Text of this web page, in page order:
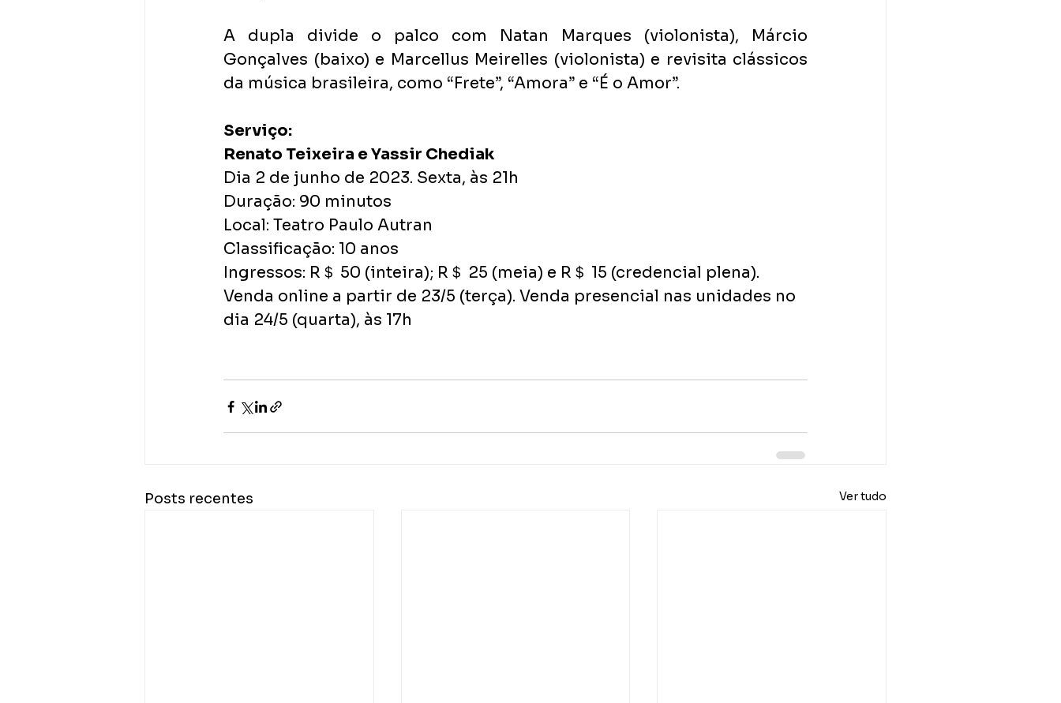
A dupla divide o palco com Natan Marques (violonista), Márcio
Gonçalves (baixo) e Marcellus Meirelles (violonista) e revisita clássicos
da música brasileira, como “Frete”, “Amora” e “É o Amor”.
Serviço:
Renato Teixeira e Yassir Chediak
Dia 2 de junho de 2023. Sexta, às 21h
Duração: 90 minutos
Local: Teatro Paulo Autran
Classificação: 10 anos
Ingressos: R＄ 50 (inteira); R＄ 25 (meia) e R＄ 15 (credencial plena).
Venda online a partir de 23/5 (terça). Venda presencial nas unidades no
dia 24/5 (quarta), às 17h
Posts recentes Ver tudo